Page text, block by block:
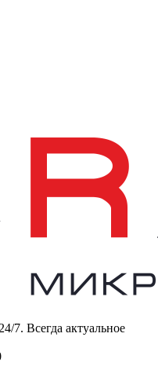
7. Всегда актуальное